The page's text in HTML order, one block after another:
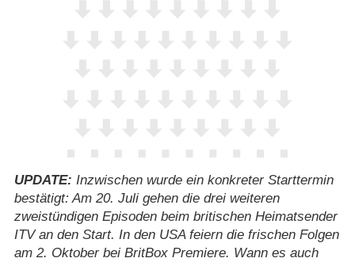
UPDATE: Inzwischen wurde ein konkreter Starttermin
bestätigt: Am 20. Juli gehen die drei weiteren
zweistündigen Episoden beim britischen Heimatsender
ITV an den Start. In den USA feiern die frischen Folgen
am 2. Oktober bei BritBox Premiere. Wann es auch